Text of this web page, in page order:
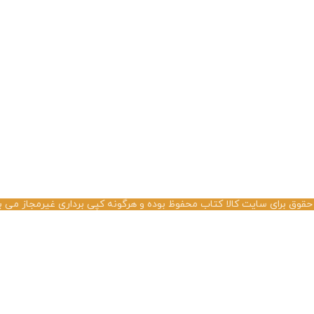
حقوق برای سایت کالا کتاب محفوظ بوده و هرگونه کپی برداری غیرمجاز می